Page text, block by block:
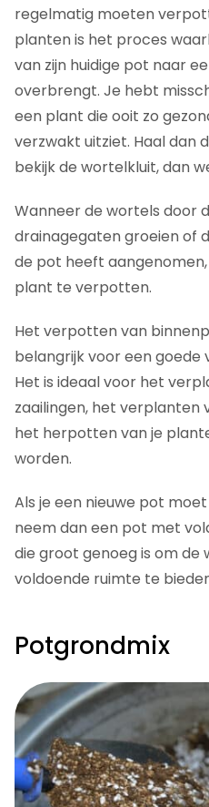
regelmatig moeten
planten is het proces
van zijn huidige pot naar
overbrengt. Je hebt
een plant die ooit zo
verzwakt uitziet. Haal dan
bekijk de wortelkluit, dan
Wanneer de wortels door
drainagegaten groeien of
de pot heeft
plant te verpotten.
Het verpotten van
belangrijk voor een goede
Het is ideaal voor het
zaailingen, het verplanten
het herpotten van je
worden.
Als je een nieuwe pot
neem dan een pot met
die groot genoeg is om de
voldoende ruimte te
Potgrondmix